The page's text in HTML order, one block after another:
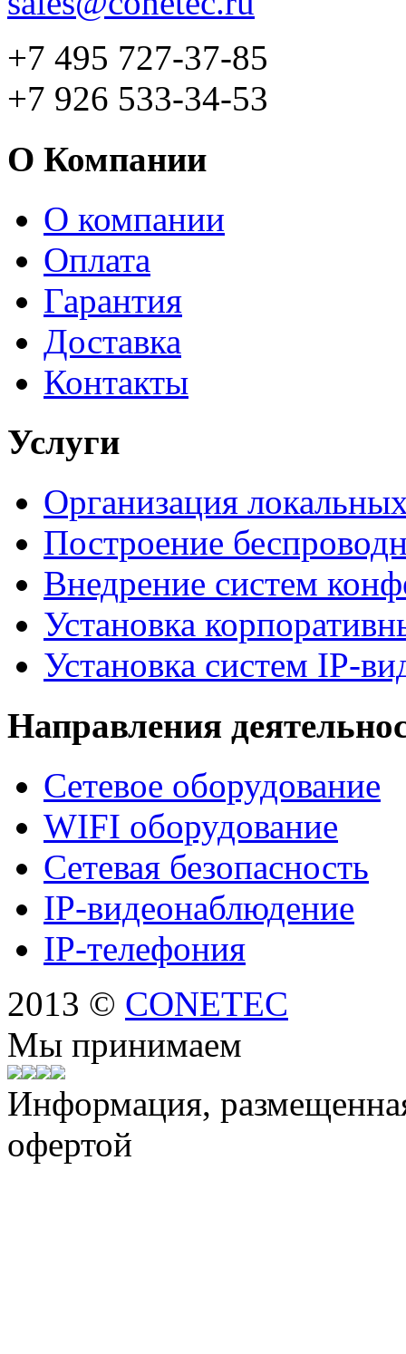
+7 495 727-37-85
+7 926 533-34-53
О Компании
О компании
Оплата
Гарантия
Доставка
Контакты
Услуги
Организация
Построение
Внедрение систем
Установка
Установка систем IP-
Направления
Сетевое оборудование
WIFI оборудование
Сетевая безопасность
IP-видеонаблюдение
IP-телефония
2013 © CONETEC
Мы принимаем
Информация,
офертой